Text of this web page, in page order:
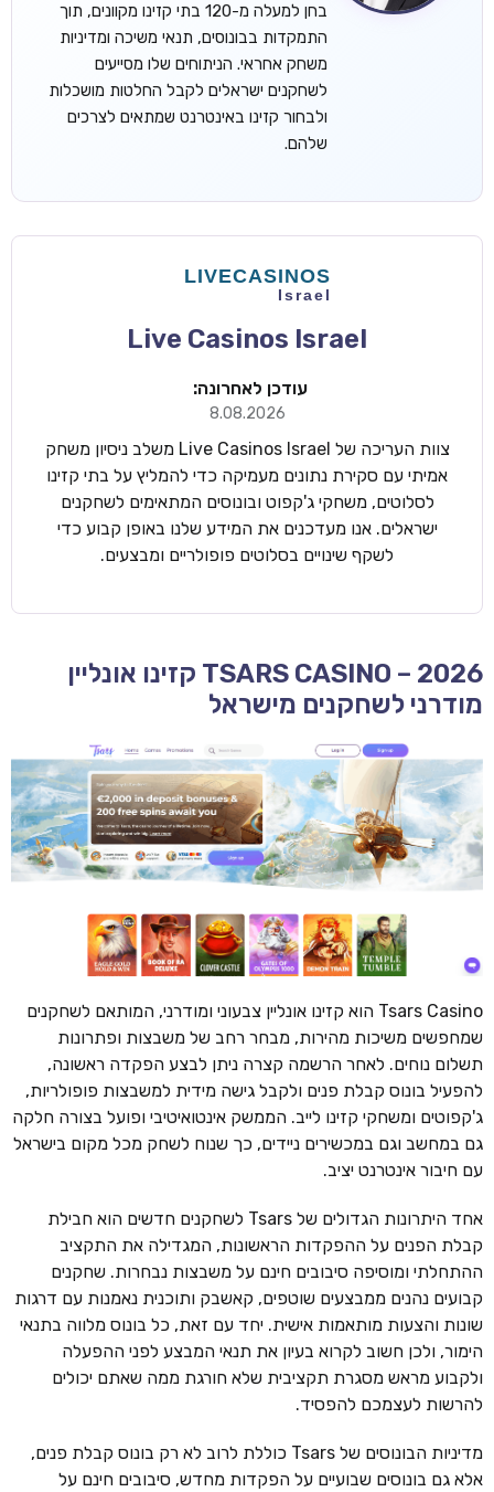
בחן למעלה מ-120 בתי קזינו מקוונים, תוך
התמקדות בבונוסים, תנאי משיכה ומדיניות
משחק אחראי. הניתוחים שלו מסייעים
לשחקנים ישראלים לקבל החלטות מושכלות
ולבחור קזינו באינטרנט שמתאים לצרכים
שלהם.
Live Casinos Israel
עודכן לאחרונה:
8.08.2026
צוות העריכה של Live Casinos Israel משלב ניסיון משחק
אמיתי עם סקירת נתונים מעמיקה כדי להמליץ על בתי קזינו
לסלוטים, משחקי ג'קפוט ובונוסים המתאימים לשחקנים
ישראלים. אנו מעדכנים את המידע שלנו באופן קבוע כדי
לשקף שינויים בסלוטים פופולריים ומבצעים.
TSARS CASINO – 2026 קזינו אונליין
מודרני לשחקנים מישראל
Tsars Casino הוא קזינו אונליין צבעוני ומודרני, המותאם לשחקנים
שמחפשים משיכות מהירות, מבחר רחב של משבצות ופתרונות
תשלום נוחים. לאחר הרשמה קצרה ניתן לבצע הפקדה ראשונה,
להפעיל בונוס קבלת פנים ולקבל גישה מידית למשבצות פופולריות,
ג'קפוטים ומשחקי קזינו לייב. הממשק אינטואיטיבי ופועל בצורה חלקה
גם במחשב וגם במכשירים ניידים, כך שנוח לשחק מכל מקום בישראל
עם חיבור אינטרנט יציב.
אחד היתרונות הגדולים של Tsars לשחקנים חדשים הוא חבילת
קבלת הפנים על ההפקדות הראשונות, המגדילה את התקציב
ההתחלתי ומוסיפה סיבובים חינם על משבצות נבחרות. שחקנים
קבועים נהנים ממבצעים שוטפים, קאשבק ותוכנית נאמנות עם דרגות
שונות והצעות מותאמות אישית. יחד עם זאת, כל בונוס מלווה בתנאי
הימור, ולכן חשוב לקרוא בעיון את תנאי המבצע לפני ההפעלה
ולקבוע מראש מסגרת תקציבית שלא חורגת ממה שאתם יכולים
להרשות לעצמכם להפסיד.
מדיניות הבונוסים של Tsars כוללת לרוב לא רק בונוס קבלת פנים,
אלא גם בונוסים שבועיים על הפקדות מחדש, סיבובים חינם על